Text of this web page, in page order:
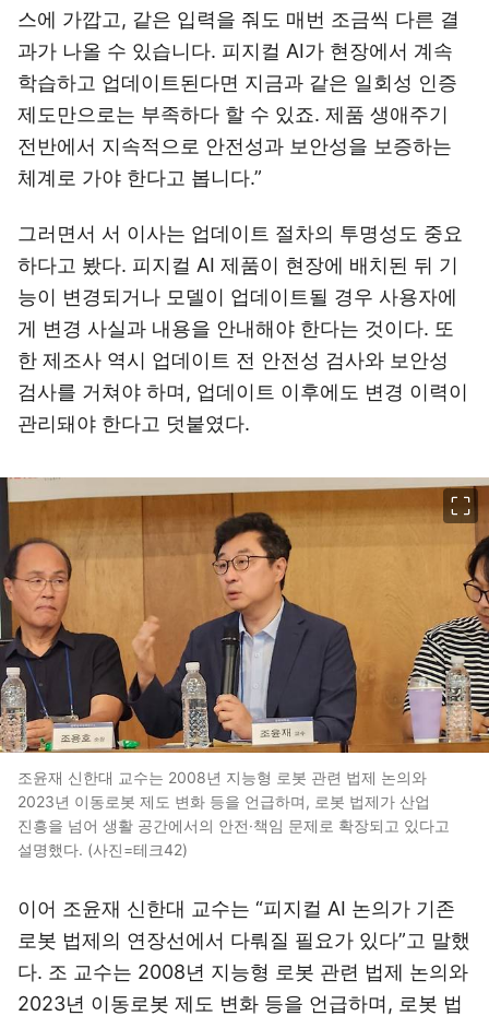
스에 가깝고, 같은 입력을 줘도 매번 조금씩 다른 결
과가 나올 수 있습니다. 피지컬 AI가 현장에서 계속
학습하고 업데이트된다면 지금과 같은 일회성 인증
제도만으로는 부족하다 할 수 있죠. 제품 생애주기
전반에서 지속적으로 안전성과 보안성을 보증하는
체계로 가야 한다고 봅니다.”
그러면서 서 이사는 업데이트 절차의 투명성도 중요
하다고 봤다. 피지컬 AI 제품이 현장에 배치된 뒤 기
능이 변경되거나 모델이 업데이트될 경우 사용자에
게 변경 사실과 내용을 안내해야 한다는 것이다. 또
한 제조사 역시 업데이트 전 안전성 검사와 보안성
검사를 거쳐야 하며, 업데이트 이후에도 변경 이력이
관리돼야 한다고 덧붙였다.
조윤재 신한대 교수는 2008년 지능형 로봇 관련 법제 논의와
2023년 이동로봇 제도 변화 등을 언급하며, 로봇 법제가 산업
진흥을 넘어 생활 공간에서의 안전·책임 문제로 확장되고 있다고
설명했다. (사진=테크42)
이어 조윤재 신한대 교수는 “피지컬 AI 논의가 기존
로봇 법제의 연장선에서 다뤄질 필요가 있다”고 말했
다. 조 교수는 2008년 지능형 로봇 관련 법제 논의와
2023년 이동로봇 제도 변화 등을 언급하며, 로봇 법